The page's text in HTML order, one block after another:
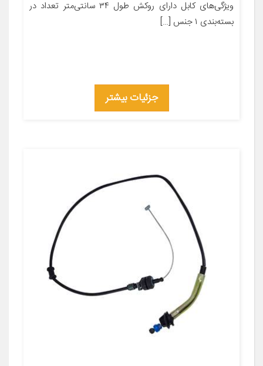
ویژگی‌های کابل دارای روکش طول ۳۴ سانتی‌متر تعداد در
بسته‌بندی ۱ جنس […]
جزئیات بیشتر